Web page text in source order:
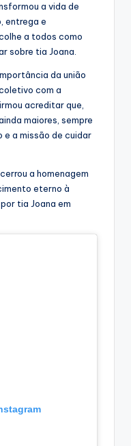
a vida de
entrega e
a todos como
sobre tia Joana.
da união
com a
acreditar que,
maiores, sempre
e a missão de cuidar
a homenagem
eterno à
tia Joana em